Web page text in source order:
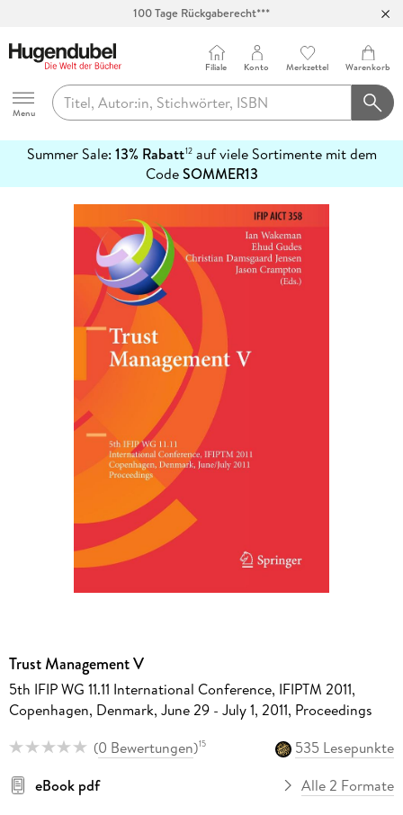
100 Tage Rückgaberecht***
Hugendubel
Menu
Filiale Konto Merkzettel Warenkorb
Summer Sale: 13% Rabatt12auf viele Sortimente mit dem
CodeSOMMER13
erfahren
Trust Management V
5th IFIP WG 11.11 International Conference, IFIPTM 2011,
Copenhagen, Denmark, June 29 - July 1, 2011, Proceedings
(0 Bewertungen)15
535 Lesepunkte
eBook pdf
Alle 2 Formate